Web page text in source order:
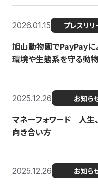
2026.01.15 プレスリリ
旭山動物園でPayPayに
環境や生態系を守る動
2025.12.26 お知ら
マネーフォワード｜人生
向き合い方
2025.12.26 お知ら